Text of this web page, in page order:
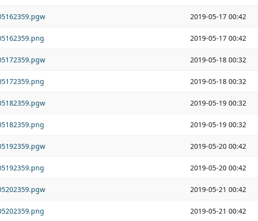
2019-05-17 00:42
2019-05-17 00:42
2019-05-18 00:32
2019-05-18 00:32
2019-05-19 00:32
2019-05-19 00:32
2019-05-20 00:42
2019-05-20 00:42
2019-05-21 00:42
2019-05-21 00:42